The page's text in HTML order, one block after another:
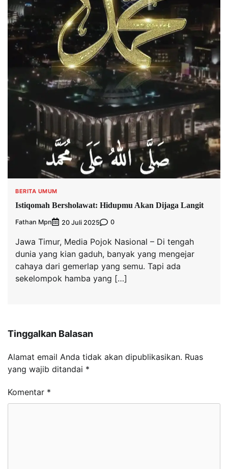
BERITA UMUM
Istiqomah Bersholawat: Hidupmu Akan Dijaga Langit
Fathan Mpn 20 Juli 2025 0
Jawa Timur, Media Pojok Nasional – Di tengah
dunia yang kian gaduh, banyak yang mengejar
cahaya dari gemerlap yang semu. Tapi ada
sekelompok hamba yang […]
Tinggalkan Balasan
Alamat email Anda tidak akan dipublikasikan. Ruas
yang wajib ditandai *
Komentar *